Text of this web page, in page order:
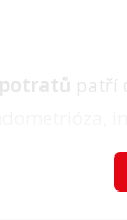
patří